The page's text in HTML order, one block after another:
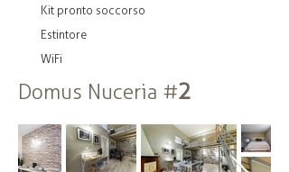
Kit pronto soccorso
Estintore
WiFi
Domus Nuceria #2